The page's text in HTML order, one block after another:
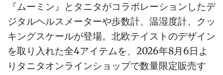
『ムーミン』とタニタがコラボレーションしたデ
ジタルヘルスメーターや歩数計、温湿度計、クッ
キングスケールが登場。北欧テイストのデザイン
を取り入れた全4アイテムを、2026年8月6日よ
りタニタオンラインショップで数量限定販売す